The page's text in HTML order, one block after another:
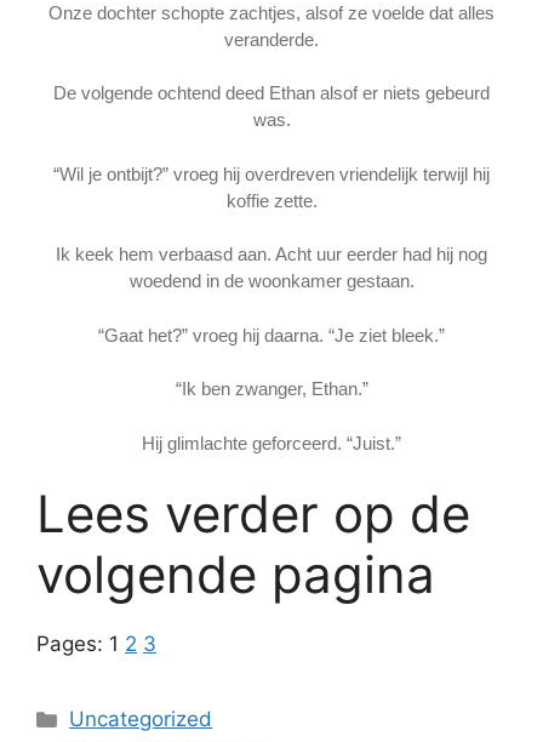
Onze dochter schopte zachtjes, alsof ze voelde dat alles
veranderde.
De volgende ochtend deed Ethan alsof er niets gebeurd
was.
“Wil je ontbijt?” vroeg hij overdreven vriendelijk terwijl hij
koffie zette.
Ik keek hem verbaasd aan. Acht uur eerder had hij nog
woedend in de woonkamer gestaan.
“Gaat het?” vroeg hij daarna. “Je ziet bleek.”
“Ik ben zwanger, Ethan.”
Hij glimlachte geforceerd. “Juist.”
Lees verder op de
volgende pagina
Pages: 1 2 3
Categories
Uncategorized